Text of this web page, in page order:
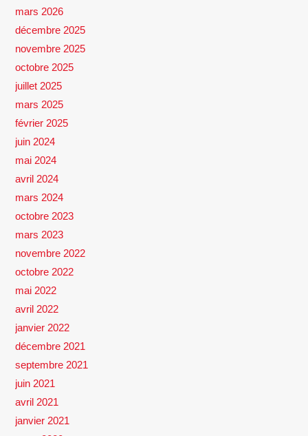
mars 2026
décembre 2025
novembre 2025
octobre 2025
juillet 2025
mars 2025
février 2025
juin 2024
mai 2024
avril 2024
mars 2024
octobre 2023
mars 2023
novembre 2022
octobre 2022
mai 2022
avril 2022
janvier 2022
décembre 2021
septembre 2021
juin 2021
avril 2021
janvier 2021